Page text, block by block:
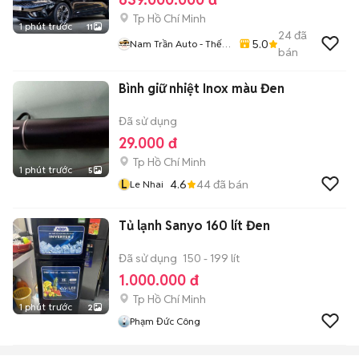
1 phút trước 11
Tp Hồ Chí Minh
Nam Trần Auto - Thế
5.0
24đã
bán
1 phút trước 5
Bình giữ nhiệt Inox màu Đen
Đã sử dụng
29.000 đ
Tp Hồ Chí Minh
L Le Nhai 4.6 44đã bán
1 phút trước 2
Tủ lạnh Sanyo 160 lít Đen
Đã sử dụng 150 - 199 lít
1.000.000 đ
Tp Hồ Chí Minh
Phạm Đức Công